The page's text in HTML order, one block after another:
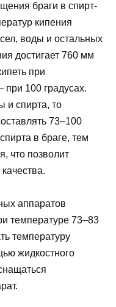
браги в спирт-
кипения
воды и остальных
достигает 760 мм
при
при 100 градусах.
и спирта, то
73–100
в браге, тем
что позволит
аппаратов
температуре 73–83
температуру
жидкостного